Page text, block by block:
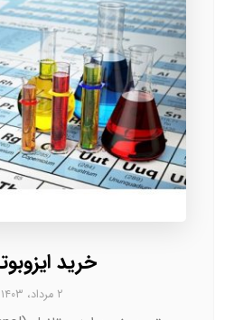
خرید
۲ مرداد، ۱۴۰۳